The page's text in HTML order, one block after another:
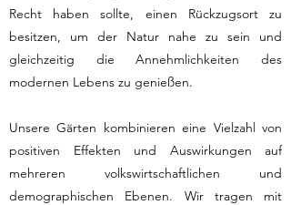
Recht haben sollte, einen Rückzugsort zu
besitzen, um der Natur nahe zu sein und
gleichzeitig die Annehmlichkeiten des
modernen Lebens zu genießen.
Unsere Gärten kombinieren eine Vielzahl von
positiven Effekten und Auswirkungen auf
mehreren volkswirtschaftlichen und
demographischen Ebenen. Wir tragen mit